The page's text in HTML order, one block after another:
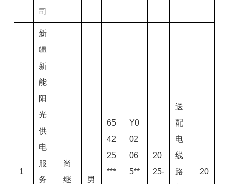
司
1
新
疆
新
能
阳
光
供
电
服
务
尚
继
男
65
42
25
***
Y0
02
06
5**
20
25-
送
配
电
线
路
20